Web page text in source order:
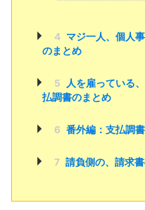
4 マジ一人、個人
のまとめ
5
人を雇っている
払調書のまとめ
6 番外編：支払調
7 請負側の、請求